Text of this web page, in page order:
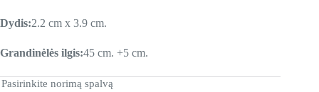
Dydis:2.2 cm x 3.9 cm.
Grandinėlės ilgis:45 cm. +5 cm.
Pasirinkite norimą spalvą